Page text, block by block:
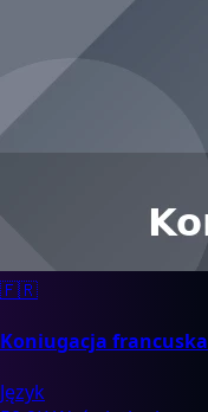
🇫🇷
Koniugacja francuska
Język